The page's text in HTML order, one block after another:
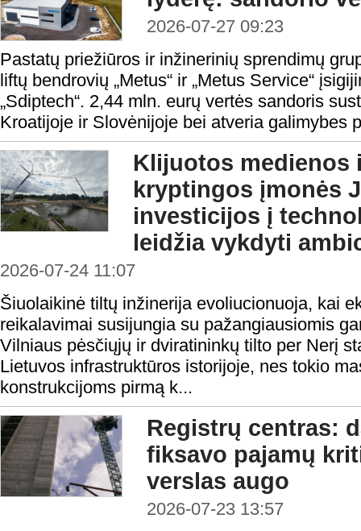
2026-07-27 09:23
Pastatų priežiūros ir inžinerinių sprendimų
liftų bendrovių „Metus“ ir „Metus Service“
„Sdiptech“. 2,44 mln. eurų vertės sandoris
Kroatijoje ir Slovėnijoje bei atveria galimybes
Klijuotos medienos
kryptingos įmonės
investicijos į
leidžia vykdyti
2026-07-24 11:07
Šiuolaikinė tiltų inžinerija evoliucionuoja, kai
reikalavimai susijungia su pažangiausiomis
Vilniaus pėsčiųjų ir dviratininkų tilto per Nerį
Lietuvos infrastruktūros istorijoje, nes tokio
konstrukcijoms pirmą k...
Registrų centras:
fiksavo pajamų
verslas augo
2026-07-23 13:57